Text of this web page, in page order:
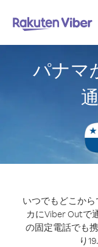
パナマ
いつでもどこか
カにViber Outで
の固定電話でも
り